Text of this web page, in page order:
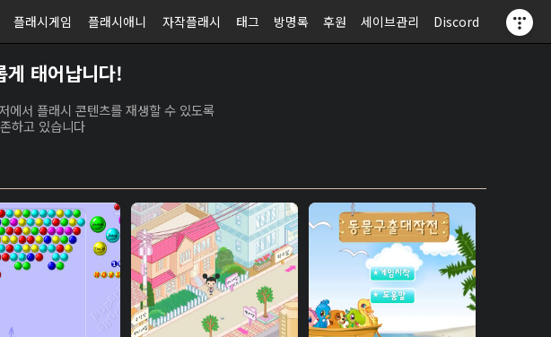
플래시게임 플래시애니 자작플래시 태그 방명록 후원 세이브관리 Discord
태어납니다!
에서 플래시 콘텐츠를 재생할 수 있도록
하고 있습니다